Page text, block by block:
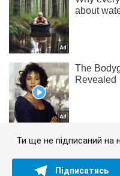
Ти ще не підписаний
Підписатись